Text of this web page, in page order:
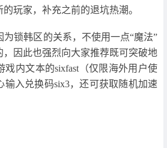
玩家，补充之前的退坑热潮。
为锁韩区的关系，不使用一点“魔法”
，因此也强烈向大家推荐既可突破地
戏内文本的sixfast（仅限海外用户使
输入兑换码six3，还可获取随机加速